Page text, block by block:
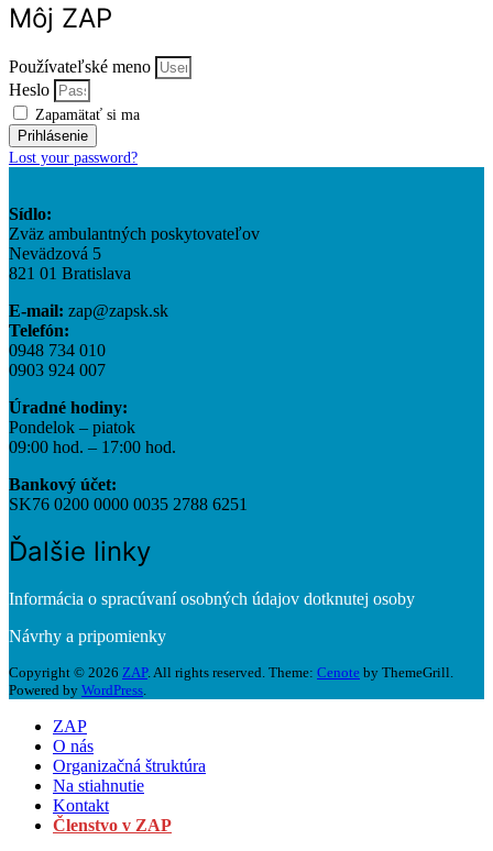
Môj ZAP
Používateľské meno
Heslo
Zapamätať si ma
Prihlásenie
Lost your password?
Sídlo:
Zväz ambulantných poskytovateľov
Nevädzová 5
821 01 Bratislava
E-mail: zap@zapsk.sk
Telefón:
0948 734 010
0903 924 007
Úradné hodiny:
Pondelok – piatok
09:00 hod. – 17:00 hod.
Bankový účet:
SK76 0200 0000 0035 2788 6251
Ďalšie linky
Informácia o spracúvaní osobných údajov dotknutej osoby
Návrhy a pripomienky
Copyright © 2026 ZAP. All rights reserved. Theme: Cenote by ThemeGrill.
Powered by WordPress.
ZAP
O nás
Organizačná štruktúra
Na stiahnutie
Kontakt
Členstvo v ZAP